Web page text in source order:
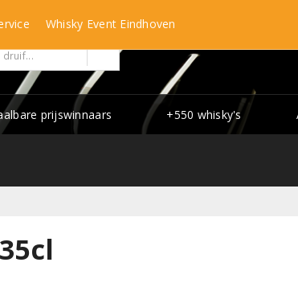
prijswinnaars +550 whisky's
Whisky Event Eindhoven